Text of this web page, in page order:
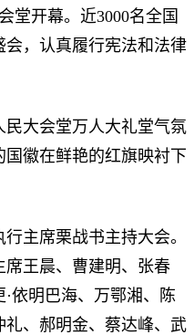
堂开幕。近3000名全国
，认真履行宪法和法律
大会堂万人大礼堂气氛
徽在鲜艳的红旗映衬下
主席栗战书主持大会。
王晨、曹建明、张春
依明巴海、万鄂湘、陈
、郝明金、蔡达峰、武